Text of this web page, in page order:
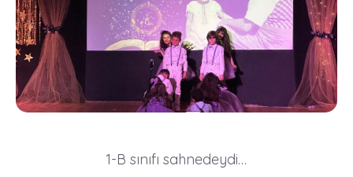
1-B sınıfı sahnedeydi…